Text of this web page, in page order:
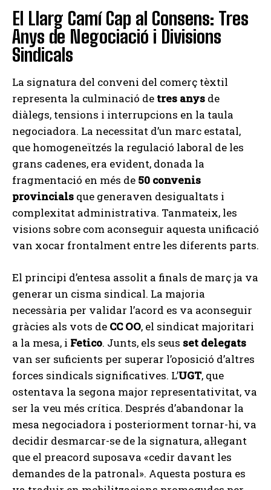
El Llarg Camí Cap al Consens: Tres
Anys de Negociació i Divisions
Sindicals
La signatura del conveni del comerç tèxtil
representa la culminació de tres anys de
diàlegs, tensions i interrupcions en la taula
negociadora. La necessitat d’un marc estatal,
que homogeneïtzés la regulació laboral de les
grans cadenes, era evident, donada la
fragmentació en més de 50 convenis
provincials que generaven desigualtats i
complexitat administrativa. Tanmateix, les
visions sobre com aconseguir aquesta unificació
van xocar frontalment entre les diferents parts.
El principi d’entesa assolit a finals de març ja va
generar un cisma sindical. La majoria
necessària per validar l’acord es va aconseguir
gràcies als vots de CC OO, el sindicat majoritari
a la mesa, i Fetico. Junts, els seus set delegats
van ser suficients per superar l’oposició d’altres
forces sindicals significatives. L’UGT, que
ostentava la segona major representativitat, va
ser la veu més crítica. Després d’abandonar la
mesa negociadora i posteriorment tornar-hi, va
decidir desmarcar-se de la signatura, al·legant
que el preacord suposava «cedir davant les
demandes de la patronal». Aquesta postura es